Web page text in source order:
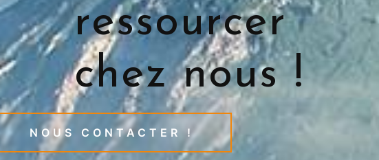
ressourcer
chez nous !
NOUS CONTACTER !